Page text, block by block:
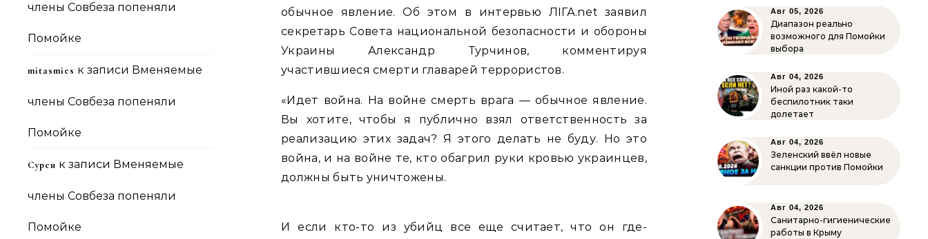
члены Совбеза попеняли
Помойке
mitasmies к записи Вменяемые
члены Совбеза попеняли
Помойке
Сурен к записи Вменяемые
члены Совбеза попеняли
Помойке
обычное явление. Об этом в интервью ЛІГА.net заявил
секретарь Совета национальной безопасности и обороны
Украины Александр Турчинов, комментируя
участившиеся смерти главарей террористов.
«Идет война. На войне смерть врага — обычное явление.
Вы хотите, чтобы я публично взял ответственность за
реализацию этих задач? Я этого делать не буду. Но это
война, и на войне те, кто обагрил руки кровью украинцев,
должны быть уничтожены.
И если кто-то из убийц все еще считает, что он где-
Авг 05, 2026
Диапазон реально
возможного для Помойки
выбора
Авг 04, 2026
Иной раз какой-то
беспилотник таки
долетает
Авг 04, 2026
Зеленский ввёл новые
санкции против Помойки
Авг 04, 2026
Санитарно-гигиенические
работы в Крыму